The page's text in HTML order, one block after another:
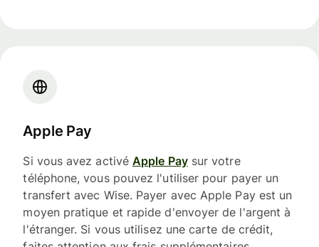
Apple Pay
Si vous avez activéApple Paysur votre
téléphone, vous pouvez l'utiliser pour payer un
transfert avec Wise. Payer avec Apple Pay est un
moyen pratique et rapide d'envoyer de l'argent à
l'étranger. Si vous utilisez une carte de crédit,